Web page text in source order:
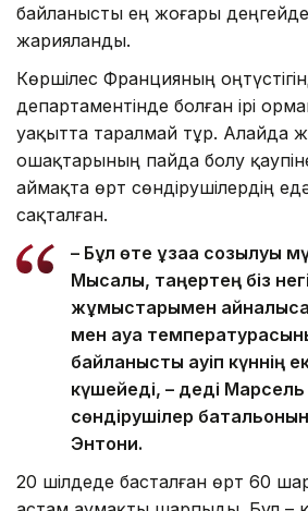
байланысты ең жоғары
жарияланды.
Көршілес Францияның
департаментінде болған ірі
уақытта таралмай тұр. Алайда
ошақтарының пайда болу
аймақта өрт сөндірушілердің
сақталған.
– Бұл өте ұзаққа созылуы
Мысалы, таңертең біз
жұмыстарымен
мен ауа
байланысты қауіп күннің
күшейеді, – деді Марсель
сөндірушілер
Энтони.
20 шілдеде басталған өрт 60